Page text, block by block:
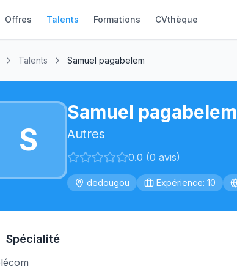
Offres Talents Formations CVthèque
Talents Samuel pagabelem
S
Samuel pagabelem
Autres
0.0 (0 avis)
dedougou Expérience: 10
Spécialité